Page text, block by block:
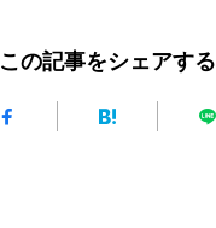
この記事をシェアする